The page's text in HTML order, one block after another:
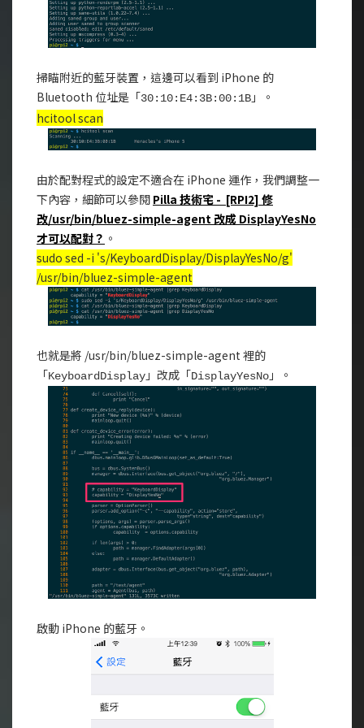
掃瞄附近的藍牙裝置，這邊可以看到 iPhone 的
Bluetooth 位址是「30:10:E4:3B:00:1B 」。
hcitool scan
由於配對程式的設定不適合在 iPhone 運作，我們調整一
下內容，細節可以參閱 Pilla 技術宅 - [RPI2] 修
改/usr/bin/bluez-simple-agent 改成 DisplayYesNo
才可以配對？ 。
sudo sed -i 's/KeyboardDisplay/DisplayYesNo/g'
/usr/bin/bluez-simple-agent
也就是將 /usr/bin/bluez-simple-agent 裡的
「KeyboardDisplay 」改成「DisplayYesNo 」。
啟動 iPhone 的藍牙。